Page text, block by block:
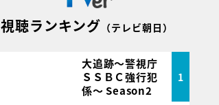
視聴ランキング （テレビ朝日）
大追跡～警視庁
ＳＳＢＣ強行犯
係～ Season2
1